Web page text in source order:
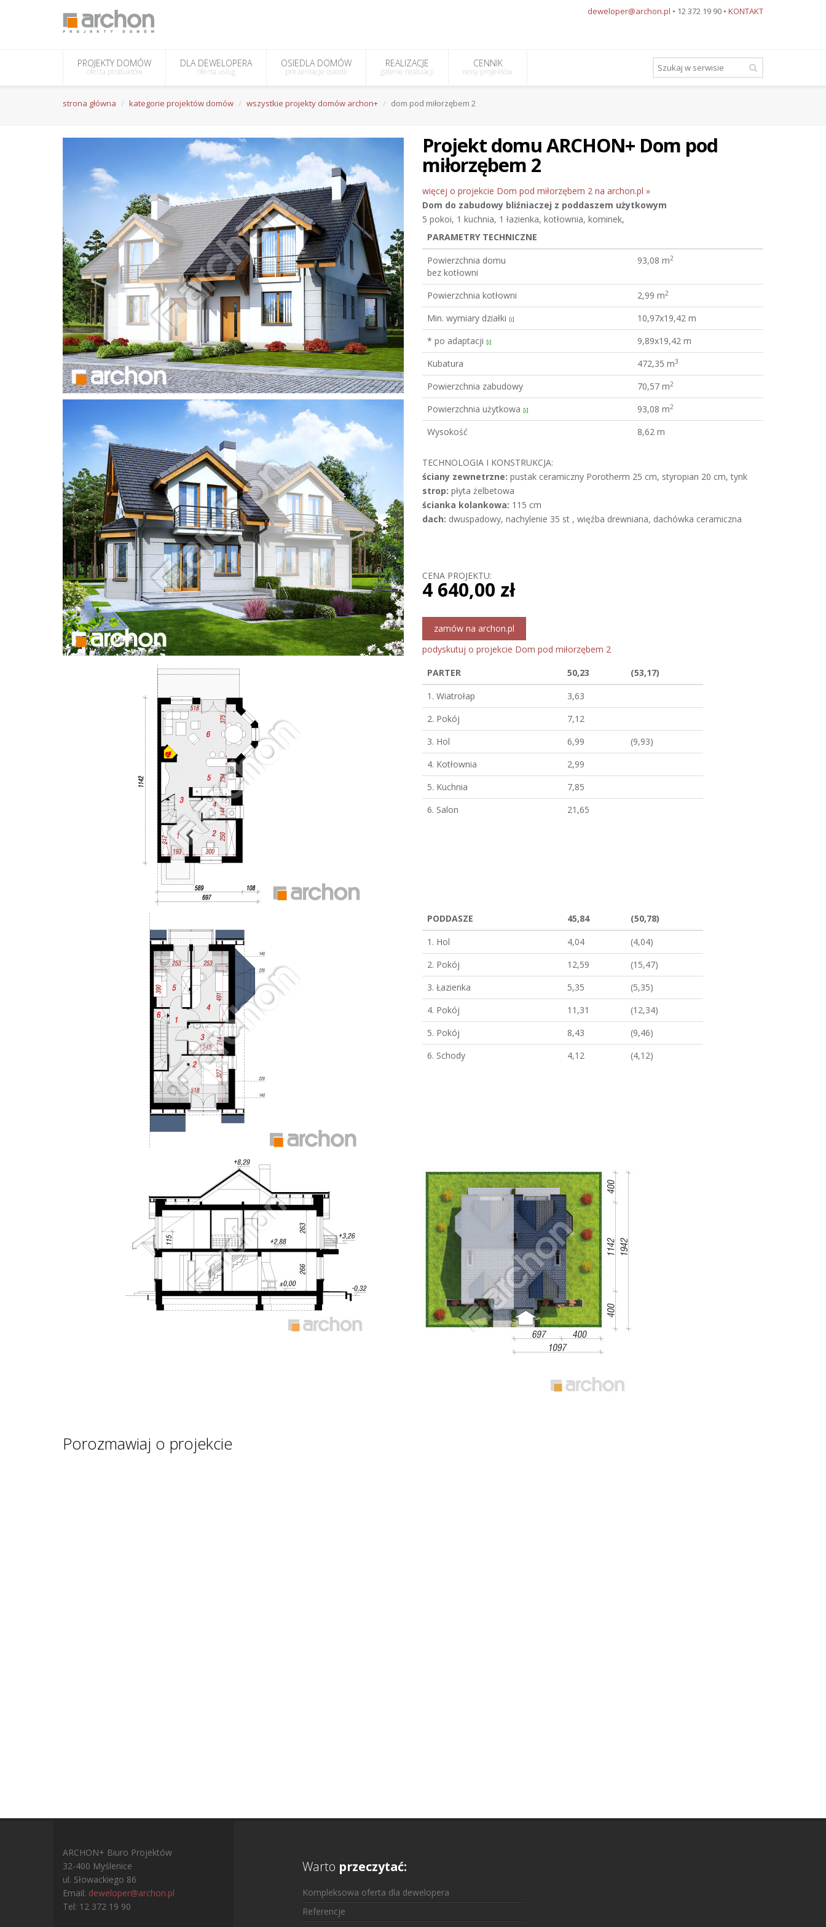
deweloper@archon.pl • 12 372 19 90 • KONTAKT
PROJEKTY DOMÓW
oferta produktów
DLA DEWELOPERA
oferta usług
OSIEDLA DOMÓW
prezentacje osiedli
REALIZACJE
galerie realizacji
CENNIK
ceny projektów
strona główna kategorie projektów domów wszystkie projekty domów archon+ dom pod miłorzębem 2
Projekt domu ARCHON+ Dom pod
miłorzębem 2
więcej o projekcie Dom pod miłorzębem 2 na archon.pl »
Dom do zabudowy bliźniaczej z poddaszem użytkowym
5 pokoi, 1 kuchnia, 1 łazienka, kotłownia, kominek,
PARAMETRY TECHNICZNE
Powierzchnia domu
bez kotłowni
93,08 m2
Powierzchnia kotłowni 2,99 m2
Min. wymiary działki [i]
10,97x19,42 m
* po adaptacji [i]
9,89x19,42 m
Kubatura
472,35 m3
Powierzchnia zabudowy 70,57 m2
Powierzchnia użytkowa [i] 93,08 m2
Wysokość 8,62 m
TECHNOLOGIA I KONSTRUKCJA:
ściany zewnetrzne: pustak ceramiczny Porotherm 25 cm, styropian 20 cm, tynk
strop: płyta żelbetowa
ścianka kolankowa: 115 cm
dach: dwuspadowy, nachylenie 35 st , więźba drewniana, dachówka ceramiczna
CENA PROJEKTU:
4 640,00 zł
zamów na archon.pl
podyskutuj o projekcie Dom pod miłorzębem 2
PARTER
50,23
(53,17)
1. Wiatrołap
3,63
2. Pokój
7,12
3. Hol
6,99
(9,93)
4. Kotłownia
2,99
5. Kuchnia
7,85
6. Salon
21,65
PODDASZE 45,84
(50,78)
1. Hol
4,04
(4,04)
2. Pokój
12,59
(15,47)
3. Łazienka
5,35
(5,35)
4. Pokój
11,31
(12,34)
5. Pokój
8,43
(9,46)
6. Schody
4,12 (4,12)
Porozmawiaj o projekcie
ARCHON+ Biuro Projektów
32-400 Myślenice
ul. Słowackiego 86
Email: deweloper@archon.pl
Tel: 12 372 19 90
Warto przeczytać:
Kompleksowa oferta dla dewelopera
Referencje